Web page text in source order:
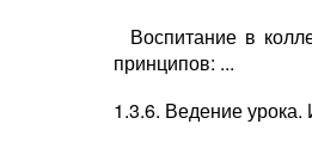
Воспитание в
принципов: ...
1.3.6. Ведение урока.